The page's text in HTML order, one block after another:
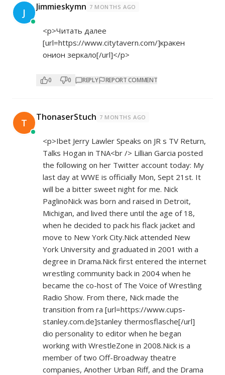
J Jimmieskymn 7 MONTHS AGO
<p>Читать далее
[url=https://www.citytavern.com/]кракен
онион зеркало[/url]</p>
0 0 REPLY REPORT COMMENT
T ThonaserStuch 7 MONTHS AGO
<p>Ibet Jerry Lawler Speaks on JR s TV Return,
Talks Hogan in TNA<br /> Lillian Garcia posted
the following on her Twitter account today: My
last day at WWE is officially Mon, Sept 21st. It
will be a bitter sweet night for me. Nick
PaglinoNick was born and raised in Detroit,
Michigan, and lived there until the age of 18,
when he decided to pack his flack jacket and
move to New York City.Nick attended New
York University and graduated in 2001 with a
degree in Drama.Nick first entered the internet
wrestling community back in 2004 when he
became the co-host of The Voice of Wrestling
Radio Show. From there, Nick made the
transition from ra [url=https://www.cups-
stanley.com.de]stanley thermosflasche[/url]
dio personality to editor when he began
working with WrestleZone in 2008.Nick is a
member of two Off-Broadway theatre
companies, Another Urban Riff, and the Drama